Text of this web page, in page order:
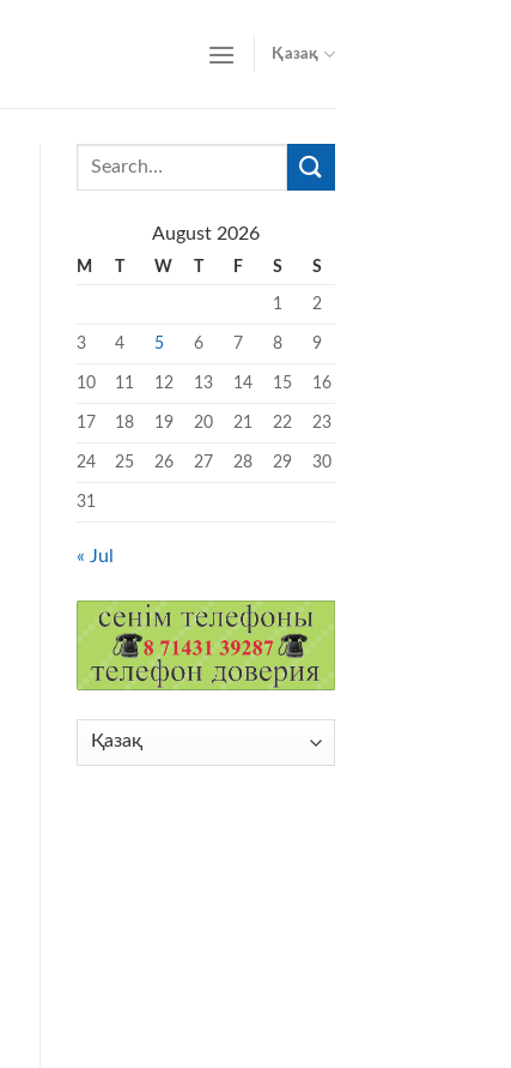
Қазақ
August 2026
M T W T F S S
1 2
3 4 5 6 7 8 9
10 11 12 13 14 15 16
17 18 19 20 21 22 23
24 25 26 27 28 29 30
31
« Jul
Choose